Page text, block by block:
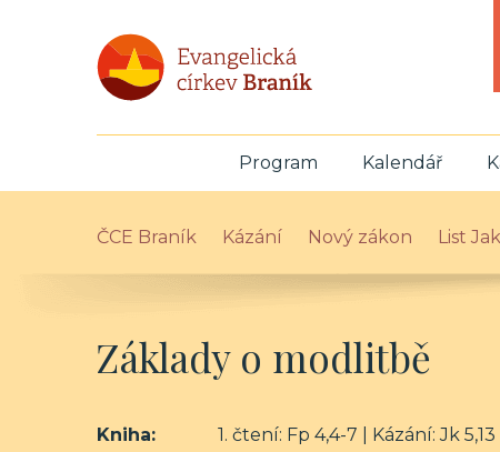
Program Kalendář
ČCE Braník Kázání Nový zákon List
Základy o modlitbě
Kniha: 1. čtení: Fp 4,4-7 | Kázání: Jk 5,13